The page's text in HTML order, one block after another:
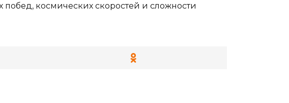
космических скоростей и сложности